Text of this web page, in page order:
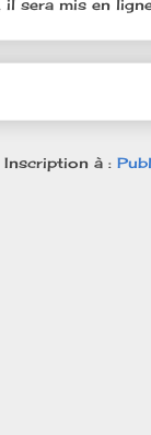
sera mis en
Inscription à :